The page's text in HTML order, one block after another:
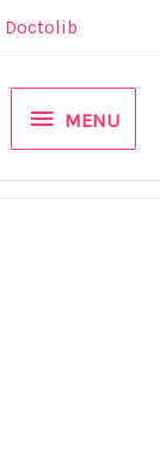
Doctolib
MENU
MENU